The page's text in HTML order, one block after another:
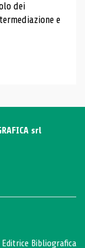
dei
e
srl
Bibliografica